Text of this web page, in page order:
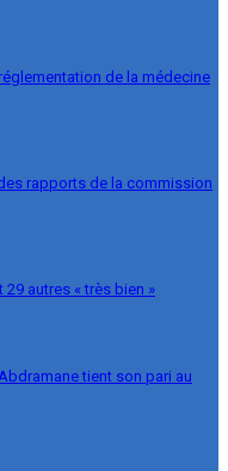
de la médecine
rapports de la commission
29 autres « très bien »
tient son pari au